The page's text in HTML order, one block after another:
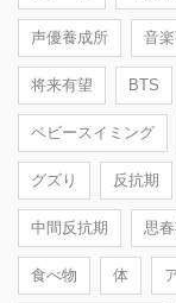
声優養成所 音
将来有望 BTS
ベビースイミング
グズり 反抗期
中間反抗期 思
食べ物 体